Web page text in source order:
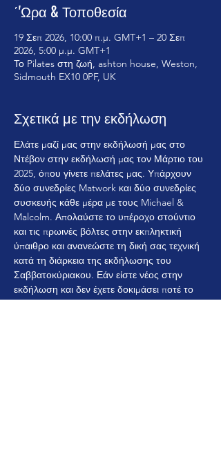
΄'Ωρα & Τοποθεσία
19 Σεπ 2026, 10:00 π.μ. GMT+1 – 20 Σεπ
2026, 5:00 μ.μ. GMT+1
Το Pilates στη ζωή, ashton house, Weston,
Sidmouth EX10 0PF, UK
Σχετικά με την εκδήλωση
Ελάτε μαζί μας στην εκδήλωσή μας στο
Ντέβον στην εκδήλωσή μας τον Μάρτιο του
2025, όπου γίνετε πελάτες μας. Υπάρχουν
δύο συνεδρίες Matwork και δύο συνεδρίες
συσκευής κάθε μέρα με τους Michael &
Malcolm. Απολαύστε το υπέροχο στούντιο
και τις πρωινές βόλτες στην εκπληκτική
ύπαιθρο και ανανεώστε τη δική σας τεχνική
κατά τη διάρκεια της εκδήλωσης του
Σαββατοκύριακου. Εάν είστε νέος στην
εκδήλωση και δεν έχετε δοκιμάσει ποτέ το
Pilates Apparatus, αυτό είναι ένα υπέροχο